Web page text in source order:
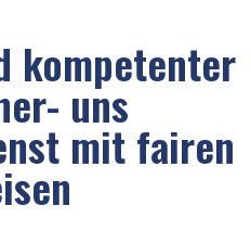
kompetenter
uns
mit fairen